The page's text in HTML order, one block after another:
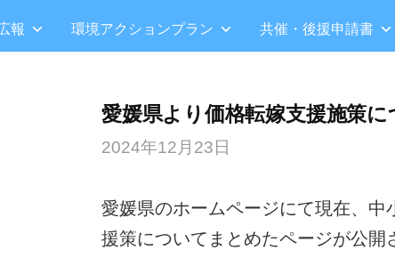
報 環境アクションプラン 共催・後援申請書
愛媛県より価格転嫁支援施策
2024年12月23日
愛媛県のホームページにて現在、
援策についてまとめたページが公